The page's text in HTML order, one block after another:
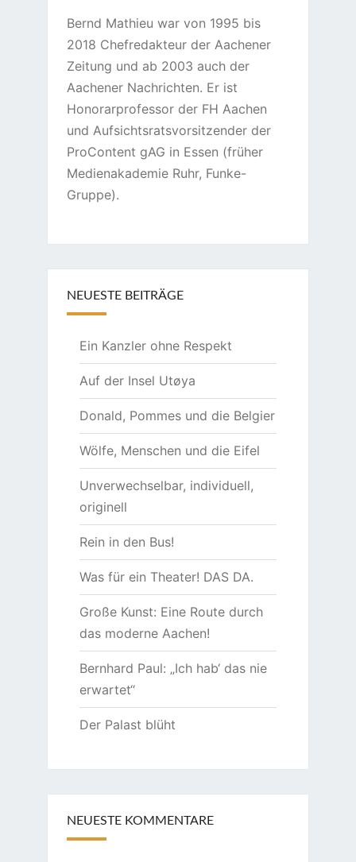
Bernd Mathieu war von 1995 bis
2018 Chefredakteur der Aachener
Zeitung und ab 2003 auch der
Aachener Nachrichten. Er ist
Honorarprofessor der FH Aachen
und Aufsichtsratsvorsitzender der
ProContent gAG in Essen (früher
Medienakademie Ruhr, Funke-
Gruppe).
NEUESTE BEITRÄGE
Ein Kanzler ohne Respekt
Auf der Insel Utøya
Donald, Pommes und die Belgier
Wölfe, Menschen und die Eifel
Unverwechselbar, individuell,
originell
Rein in den Bus!
Was für ein Theater! DAS DA.
Große Kunst: Eine Route durch
das moderne Aachen!
Bernhard Paul: „Ich hab‘ das nie
erwartet“
Der Palast blüht
NEUESTE KOMMENTARE